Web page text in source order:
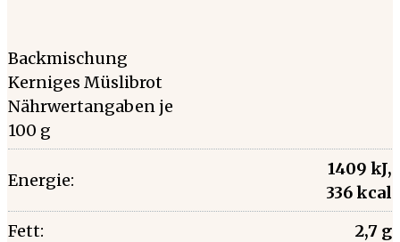
Backmischung
Kerniges Müslibrot
Nährwertangaben je
100 g
Energie:
1409 kJ,
336 kcal
Fett:
2,7 g